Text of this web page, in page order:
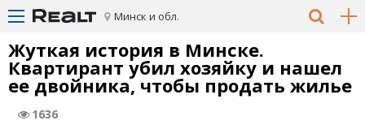
Минск и обл.
Жуткая история в Минске.
Квартирант убил хозяйку и нашел
ее двойника, чтобы продать жилье
1636